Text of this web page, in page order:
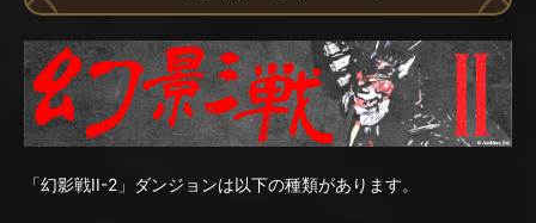
「幻影戦II-2」ダンジョンは以下の種類があります。